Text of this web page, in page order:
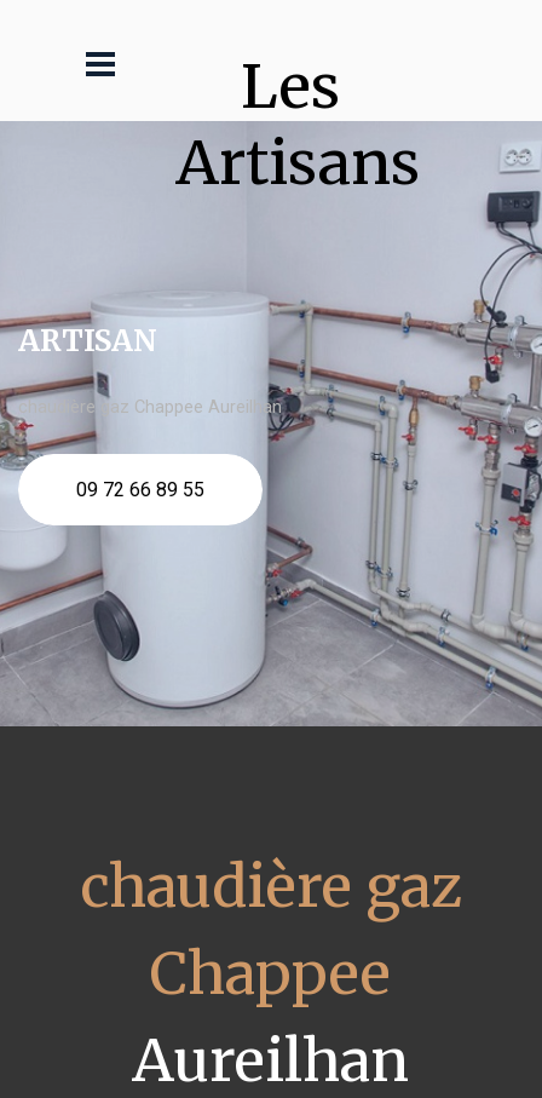
Les
Artisans
ARTISAN
chaudière gaz Chappee Aureilhan
09 72 66 89 55
chaudière gaz
Chappee
Aureilhan